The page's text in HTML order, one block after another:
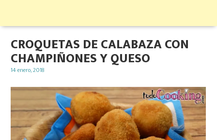
CROQUETAS DE CALABAZA CON
CHAMPIÑONES Y QUESO
Posted
14 enero, 2018